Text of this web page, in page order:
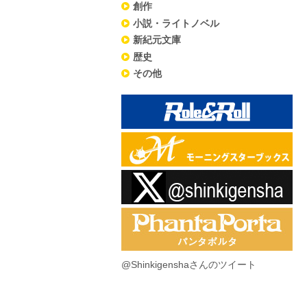
創作
小説・ライトノベル
新紀元文庫
歴史
その他
@Shinkigenshaさんのツイート